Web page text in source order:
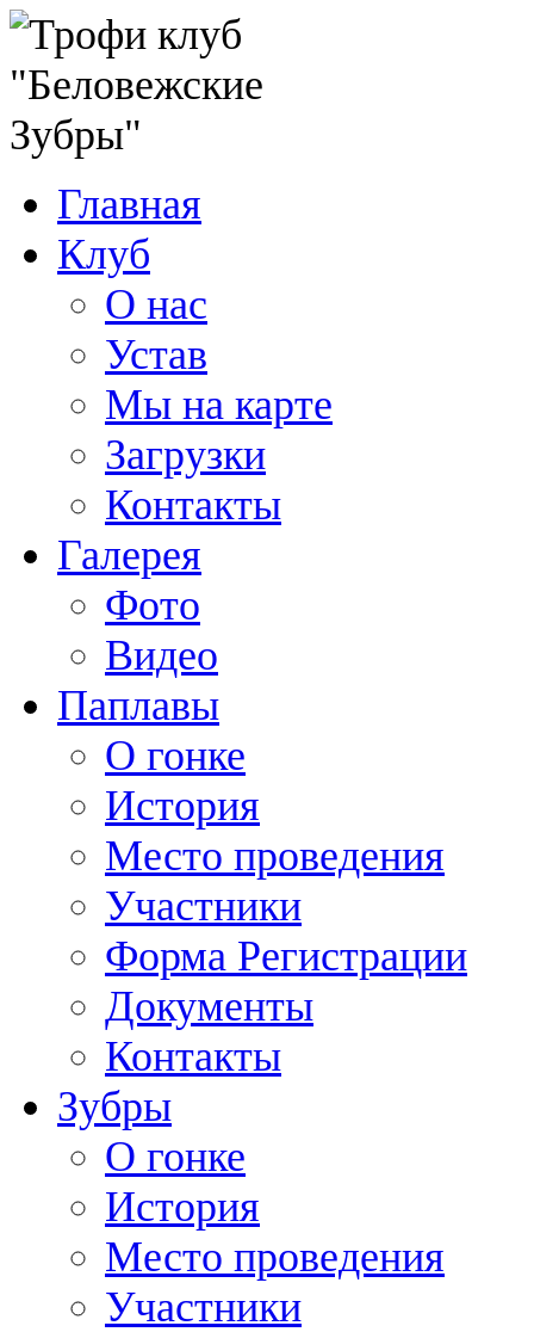
Главная
Клуб
О нас
Устав
Мы на карте
Загрузки
Контакты
Галерея
Фото
Видео
Паплавы
О гонке
История
Место проведения
Участники
Форма Регистрации
Документы
Контакты
Зубры
О гонке
История
Место проведения
Участники